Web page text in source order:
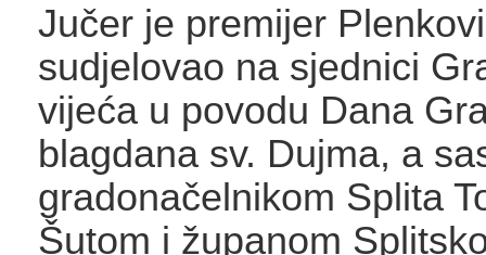
Jučer je premijer
sudjelovao na sjednici
vijeća u povodu Dana
blagdana sv. Dujma, a
gradonačelnikom Splita
Šutom i županom